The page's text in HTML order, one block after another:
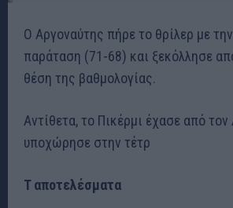
Ο Αργοναύτης πήρε το θρίλερ με
παράταση (71-68) και ξεκόλλησε
θέση της βαθμολογίας.
Αντίθετα, το Πικέρμι έχασε από
υποχώρησε στην τέτρ
T αποτελέσματα